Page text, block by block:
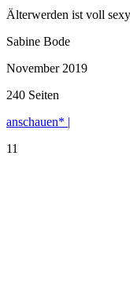
Älterwerden ist voll
Sabine Bode
November 2019
240 Seiten
anschauen* |
11